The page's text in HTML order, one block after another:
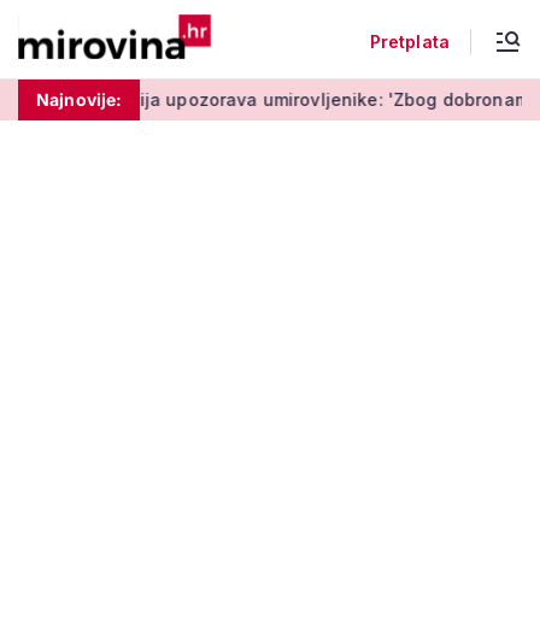
Pretplata
Najnovije:
Policija upozorava umirovljenike: 'Zbog